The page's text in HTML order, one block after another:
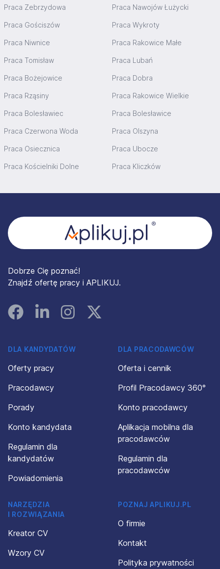
Praca Zebrzydowa Praca Nawojów Łużycki
Praca Gościszów Praca Wykroty
Praca Niwnice Praca Rakowice Małe
Praca Tomisław Praca Lubań
Praca Bożejowice Praca Dobra
Praca Rząsiny Praca Rakowice Wielkie
Praca Bolesławiec Praca Bolesławice
Praca Czerwona Woda Praca Olszyna
Praca Osiecznica Praca Ubocze
Praca Kościelniki Dolne Praca Kliczków
Dobrze Cię poznać!
Znajdź ofertę pracy i APLIKUJ.
FacebookLinked InInstagramInstagram
DLA KANDYDATÓW
Oferty pracy
Pracodawcy
Porady
Konto kandydata
Regulamin dla
kandydatów
Powiadomienia
DLA PRACODAWCÓW
Oferta i cennik
Profil Pracodawcy 360°
Konto pracodawcy
Aplikacja mobilna dla
pracodawców
Regulamin dla
pracodawców
NARZĘDZIA
I ROZWIĄZANIA
Kreator CV
Wzory CV
POZNAJ APLIKUJ.PL
O firmie
Kontakt
Polityka prywatności